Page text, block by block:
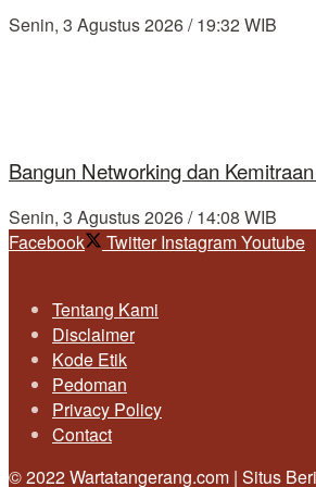
Senin, 3 Agustus 2026 / 19:32 WIB
Bangun Networking dan
Senin, 3 Agustus 2026 / 14:08 WIB
Facebook
Twitter InstagramYoutube
Tentang Kami
Disclaimer
Kode Etik
Pedoman
Privacy Policy
Contact
© 2022 Wartatangerang.com | Situs